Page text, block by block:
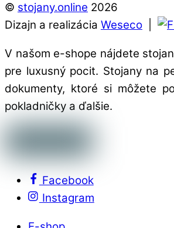
© stojany.online 2026
Dizajn a realizácia Weseco
V našom e-shope nájdete
pre luxusný pocit. Stojany na
dokumenty, ktoré si môžete
pokladničky a ďalšie.
Facebook
Instagram